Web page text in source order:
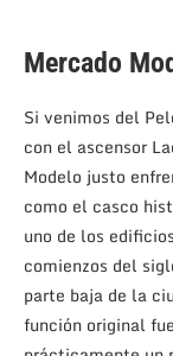
Mercado
Si venimos del
con el ascensor
Modelo justo
como el casco
uno de los
comienzos del
parte baja de la
función original